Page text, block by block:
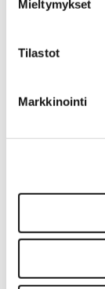
Mieltymykset
Tilastot
Markkinointi
42,00 €